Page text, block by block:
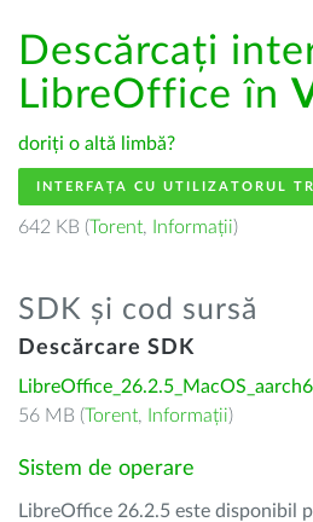
Descărcați
LibreOffice în
doriți o altă limbă?
INTERFAȚA CU UTILIZATORUL
642 KB (Torent, Informații)
SDK și cod sursă
Descărcare SDK
56 MB (Torent, Informații)
Sistem de operare
LibreOffice 26.2.5 este disponibil